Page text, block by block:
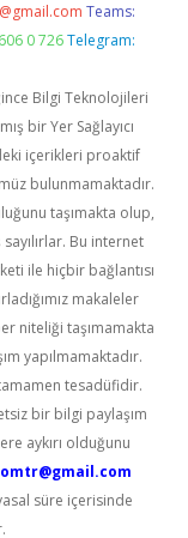
Teams:
0 726 Telegram:
Bilgi Teknolojileri
bir Yer Sağlayıcı
içerikleri proaktif
bulunmamaktadır.
taşımakta olup,
Bu internet
ile hiçbir bağlantısı
makaleler
niteliği taşımamakta
yapılmamaktadır.
tesadüfidir.
bir bilgi paylaşım
aykırı olduğunu
süre içerisinde